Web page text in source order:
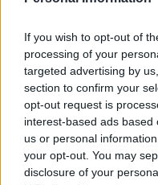
If you wish to opt-out of
processing of your
targeted advertising by
section to confirm your
opt-out request is
interest-based ads
us or personal
your opt-out. You may
disclosure of your
αίθριος καιρός
84%
10 km/h
Δ-ΝΔ
29°/30°
06:18
20:06
πρόγνωση: